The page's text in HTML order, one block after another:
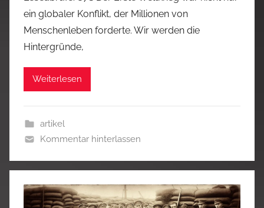
ein globaler Konflikt, der Millionen von
Menschenleben forderte. Wir werden die
Hintergründe,
Weiterlesen
artikel
Kommentar hinterlassen